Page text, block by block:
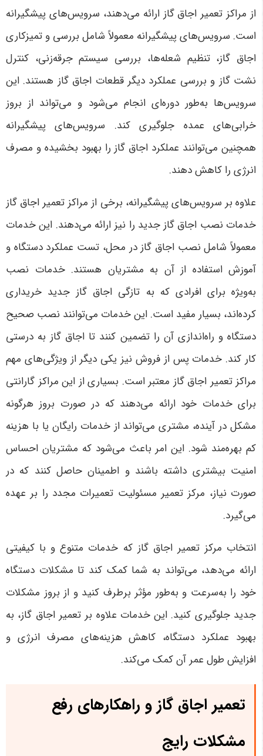
از مراکز تعمیر اجاق گاز ارائه می‌دهند، سرویس‌های پیشگیرانه
است. سرویس‌های پیشگیرانه معمولاً شامل بررسی و تمیزکاری
اجاق گاز، تنظیم شعله‌ها، بررسی سیستم جرقه‌زنی، کنترل
نشت گاز و بررسی عملکرد دیگر قطعات اجاق گاز هستند. این
سرویس‌ها به‌طور دوره‌ای انجام می‌شود و می‌تواند از بروز
خرابی‌های عمده جلوگیری کند. سرویس‌های پیشگیرانه
همچنین می‌توانند عملکرد اجاق گاز را بهبود بخشیده و مصرف
انرژی را کاهش دهند.
علاوه بر سرویس‌های پیشگیرانه، برخی از مراکز تعمیر اجاق گاز
خدمات نصب اجاق گاز جدید را نیز ارائه می‌دهند. این خدمات
معمولاً شامل نصب اجاق گاز در محل، تست عملکرد دستگاه و
آموزش استفاده از آن به مشتریان هستند. خدمات نصب
به‌ویژه برای افرادی که به تازگی اجاق گاز جدید خریداری
کرده‌اند، بسیار مفید است. این خدمات می‌توانند نصب صحیح
دستگاه و راه‌اندازی آن را تضمین کنند تا اجاق گاز به درستی
کار کند. خدمات پس از فروش نیز یکی دیگر از ویژگی‌های مهم
مراکز تعمیر اجاق گاز معتبر است. بسیاری از این مراکز گارانتی
برای خدمات خود ارائه می‌دهند که در صورت بروز هرگونه
مشکل در آینده، مشتری می‌تواند از خدمات رایگان یا با هزینه
کم بهره‌مند شود. این امر باعث می‌شود که مشتریان احساس
امنیت بیشتری داشته باشند و اطمینان حاصل کنند که در
صورت نیاز، مرکز تعمیر مسئولیت تعمیرات مجدد را بر عهده
می‌گیرد.
انتخاب مرکز تعمیر اجاق گاز که خدمات متنوع و با کیفیتی
ارائه می‌دهد، می‌تواند به شما کمک کند تا مشکلات دستگاه
خود را به‌سرعت و به‌طور مؤثر برطرف کنید و از بروز مشکلات
جدید جلوگیری کنید. این خدمات علاوه بر تعمیر اجاق گاز، به
بهبود عملکرد دستگاه، کاهش هزینه‌های مصرف انرژی و
افزایش طول عمر آن کمک می‌کند.
تعمیر اجاق گاز و راهکارهای رفع
مشکلات رایج